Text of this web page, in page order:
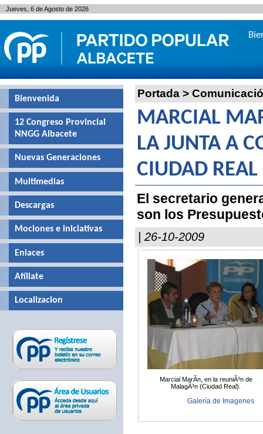
Portada >
MARCIAL
LA JUNTA A
CIUDAD REAL
El secretario
son los
| 26-10-2009
Marcial MarÃ­n, en la reuniÃ³n de
MalagÃ³n (Ciudad Real).
Galería de Imagenes
Bienvenida
12 Congreso Provincial
NNGG Albacete
Nuevas Generaciones
Multimedias
Descargas
Mociones e iniciativas
Enlaces
Afíliate
Localizacion
Jueves, 6 de Agosto de 2026